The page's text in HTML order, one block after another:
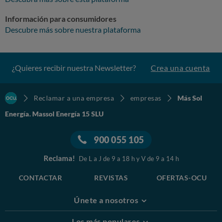
Información para consumidores
Descubre más sobre nuestra plataforma
¿Quieres recibir nuestra Newsletter? Crea una cuenta
Reclamar a una empresa empresas
Más Sol
Energía. Massol Energía 15 SLU
900 055 105
Reclama! De L a J de 9 a 18 h y V de 9 a 14 h
CONTACTAR REVISTAS OFERTAS-OCU
Únete a nosotros